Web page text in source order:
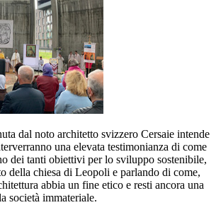
dal noto architetto svizzero Cersaie intende
una elevata testimonianza di come
dei tanti obiettivi per lo sviluppo sostenibile,
della chiesa di Leopoli e parlando di come,
abbia un fine etico e resti ancora una
società immateriale.